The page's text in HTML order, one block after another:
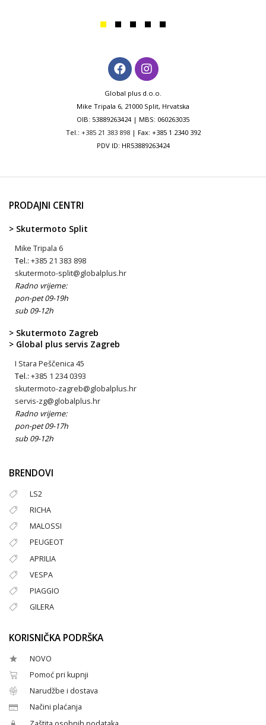
Global plus d.o.o.
Mike Tripala 6, 21000 Split, Hrvatska
OIB: 53889263424 | MBS: 060263035
Tel.: +385 21 383 898| Fax: +385 1 2340 392
PDV ID: HR53889263424
PRODAJNI CENTRI
> Skutermoto Split
Mike Tripala 6
Tel.: +385 21 383 898
skutermoto-split@globalplus.hr
Radno vrijeme:
pon-pet 09-19h
sub 09-12h
> Skutermoto Zagreb
> Global plus servis Zagreb
I Stara Peščenica 45
Tel.: +385 1 234 0393
skutermoto-zagreb@globalplus.hr
servis-zg@globalplus.hr
Radno vrijeme:
pon-pet 09-17h
sub 09-12h
BRENDOVI
LS2
RICHA
MALOSSI
PEUGEOT
APRILIA
VESPA
PIAGGIO
GILERA
KORISNIČKA PODRŠKA
NOVO
Pomoć pri kupnji
Narudžbe i dostava
Načini plaćanja